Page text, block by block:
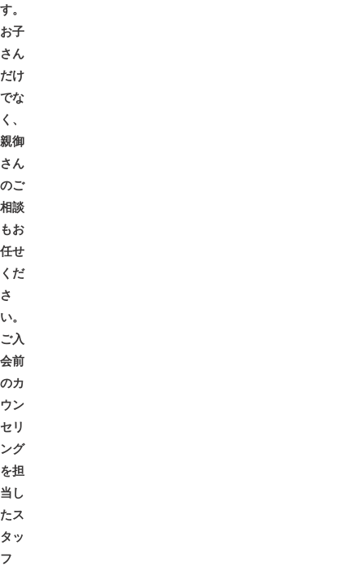
す。
お子
さん
だけ
でな
く、
親御
さん
のご
相談
もお
任せ
くだ
さ
い。
ご入
会前
のカ
ウン
セリ
ング
を担
当し
たス
タッ
フ